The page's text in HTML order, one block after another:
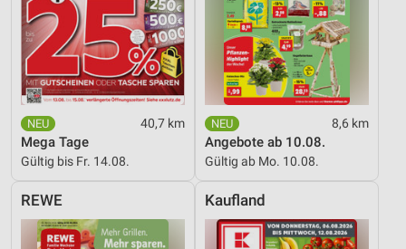
40,7 km
Mega Tage
Gültig bis Fr. 14.08.
8,6 km
Angebote ab 10.08.
Gültig ab Mo. 10.08.
REWE Kaufland